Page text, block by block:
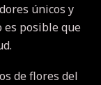
únicos y
es posible que
de flores del